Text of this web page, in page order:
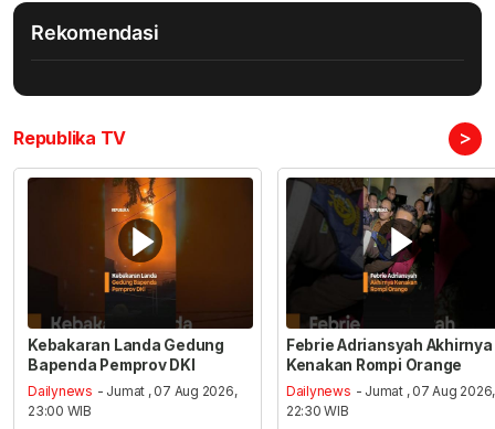
Rekomendasi
Republika TV >
Kebakaran Landa Gedung
Bapenda Pemprov DKI
Dailynews - Jumat , 07 Aug 2026,
23:00 WIB
Febrie Adriansyah Akhirnya
Kenakan Rompi Orange
Dailynews - Jumat , 07 Aug 2026,
22:30 WIB